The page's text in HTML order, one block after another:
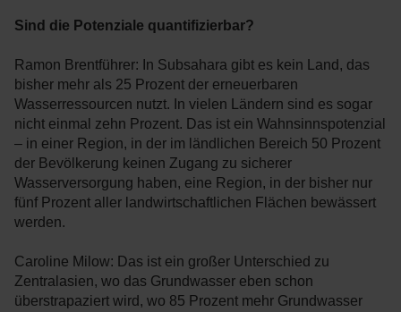
Sind die Potenziale quantifizierbar?
Ramon Brentführer: In Subsahara gibt es kein Land, das
bisher mehr als 25 Prozent der erneuerbaren
Wasserressourcen nutzt. In vielen Ländern sind es sogar
nicht einmal zehn Prozent. Das ist ein Wahnsinnspotenzial
– in einer Region, in der im ländlichen Bereich 50 Prozent
der Bevölkerung keinen Zugang zu sicherer
Wasserversorgung haben, eine Region, in der bisher nur
fünf Prozent aller landwirtschaftlichen Flächen bewässert
werden.
Caroline Milow: Das ist ein großer Unterschied zu
Zentralasien, wo das Grundwasser eben schon
überstrapaziert wird, wo 85 Prozent mehr Grundwasser